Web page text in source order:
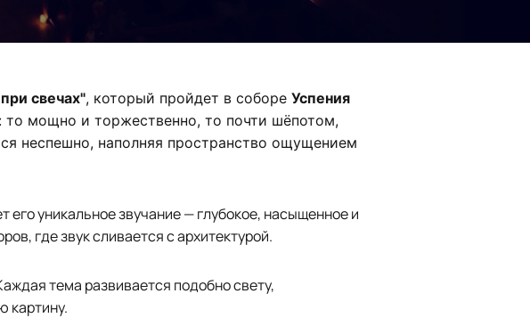
свечах", который пройдет в соборе Успения
то мощно и торжественно, то почти шёпотом,
неспешно, наполняя пространство ощущением
его уникальное звучание — глубокое, насыщенное и
где звук сливается с архитектурой.
тема развивается подобно свету,
картину.